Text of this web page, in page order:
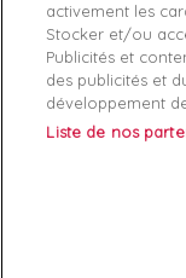
Genre
Rayon
Démarque
activement les
Stocker et/ou
Publicités et
des publicités et
développement
Liste de nos